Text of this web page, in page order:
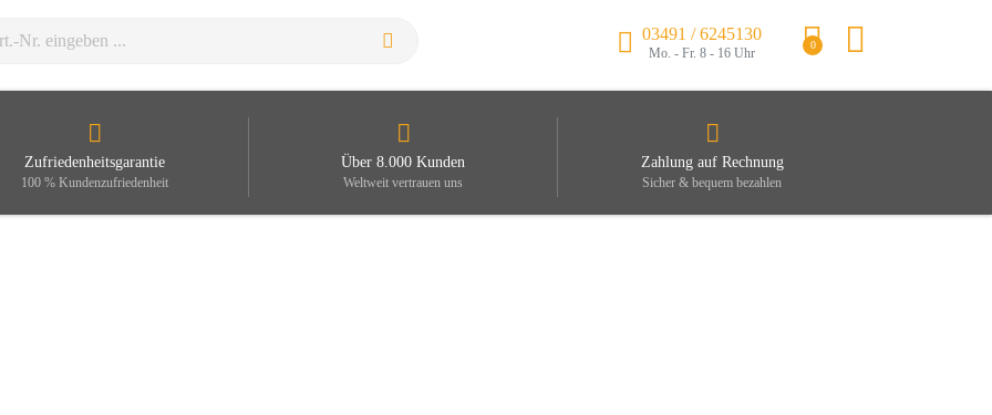
03491 / 6245130
Mo. - Fr. 8 - 16 Uhr
0
Zufriedenheitsgarantie
100 % Kundenzufriedenheit
Über 8.000 Kunden
Weltweit vertrauen uns
Zahlung auf Rechnung
Sicher & bequem bezahlen